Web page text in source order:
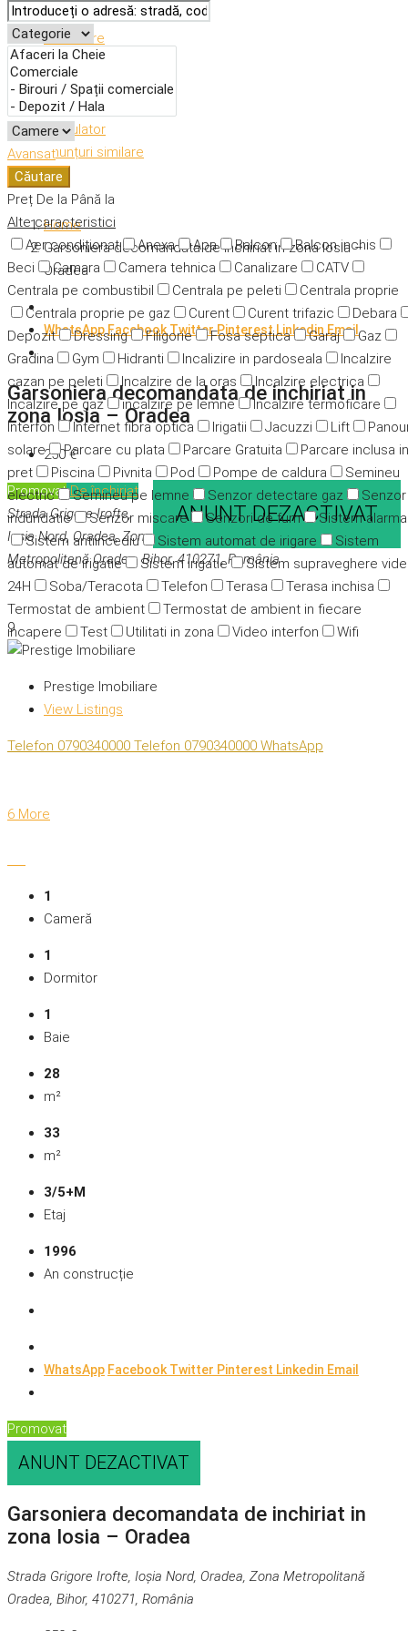
Avansat
Căutare
Preț De la Până la
Alte caracteristici
Aer condiționat
Anexa Apa Balcon
Balcon inchis
Beci
Camara Camera tehnica Canalizare
CATV
Centrala pe combustibil
Centrala pe peleti
Centrala proprie
Centrala proprie pe gaz
Curent Curent trifazic
Debara
Depozit
Dressing Filigorie Fosa septica Garaj
Gaz
Gradina
Gym Hidranti Incalizire in pardoseala
Incalzire
cazan pe peleti
Incalzire de la oras
Incalzire electrica
Incalzire pe gaz
incalzire pe lemne
Incalzire termoficare
Interfon
Internet fibra optica Irigatii Jacuzzi Lift
solare
Parcare cu plata Parcare Gratuita
Parcare inclusa in
pret
Piscina Pivnita Pod Pompe de caldura
Semineu
electric
Semineu pe lemne Senzor detectare gaz
Senzor
indundatie
Senzor miscare Senzori de fum
Sistem alarma
Sistem antiincediu
Sistem automat de irigare
Sistem
automat de irigatie
Sistem irigatie
Sistem supraveghere
24H
Soba/Teracota Telefon Terasa
Terasa inchisa
Termostat de ambient
Termostat de ambient in fiecare
incapere
Test Utilitati in zona Video interfon Wifi
Descriere
Caracteristici
Adresă
Detalii
Calculator
Anunțuri similare
Home
Garsoniera decomandata de inchiriat in zona Iosia –
Oradea
WhatsApp Facebook TwitterPinterest Linkedin Email
Garsoniera decomandata de inchiriat in
zona Iosia – Oradea
250 €
PromovatDe închiriat
ANUNT DEZACTIVAT
Strada Grigore Irofte,
Ioșia Nord, Oradea, Zona
Metropolitană Oradea, Bihor, 410271, România
9
Prestige Imobiliare
View Listings
Telefon 0790340000 Telefon 0790340000 WhatsApp
6 More
1
Cameră
1
Dormitor
1
Baie
28
m²
33
m²
3/5+M
Etaj
1996
An construcție
WhatsApp FacebookTwitter Pinterest Linkedin Email
Promovat
ANUNT DEZACTIVAT
Garsoniera decomandata de inchiriat in
zona Iosia – Oradea
Strada Grigore Irofte, Ioșia Nord, Oradea, Zona Metropolitană
Oradea, Bihor, 410271, România